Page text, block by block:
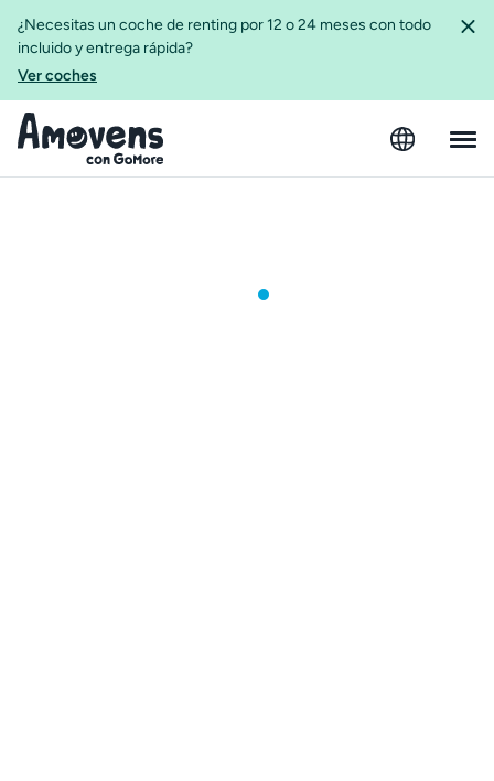
¿Necesitas un coche de renting por 12 o 24 meses con todo
incluido y entrega rápida?
Ver coches